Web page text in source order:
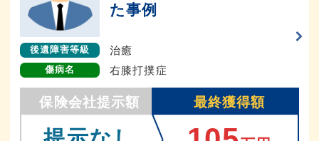
た事例
後遺障害等級 治癒
傷病名 右膝打撲症
保険会社提示額 最終獲得額